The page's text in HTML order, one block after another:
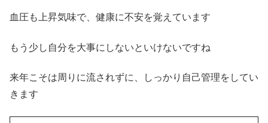
血圧も上昇気味で、健康に不安を覚えています
もう少し自分を大事にしないといけないですね
来年こそは周りに流されずに、しっかり自己管理をしてい
きます